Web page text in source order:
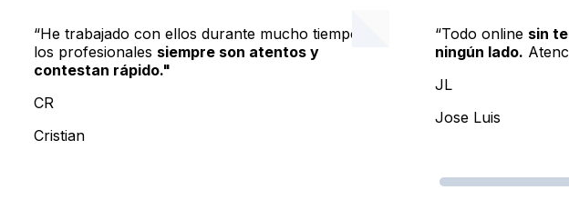
“He trabajado con ellos durante mucho tiempo y
los profesionales siempre son atentos y
contestan rápido."
CR
Cristian
“Todo online sin
ningún lado.
JL
Jose Luis